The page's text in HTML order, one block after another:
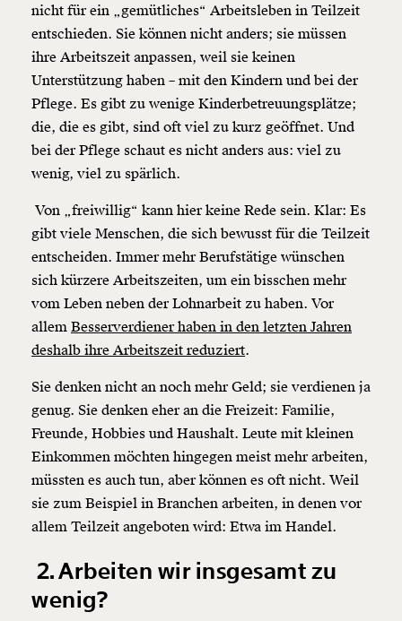
nicht für ein „gemütliches“ Arbeitsleben in Teilzeit
entschieden. Sie können nicht anders; sie müssen
ihre Arbeitszeit anpassen, weil sie keinen
Unterstützung haben – mit den Kindern und bei der
Pflege. Es gibt zu wenige Kinderbetreuungsplätze;
die, die es gibt, sind oft viel zu kurz geöffnet. Und
bei der Pflege schaut es nicht anders aus: viel zu
wenig, viel zu spärlich.
Von „freiwillig“ kann hier keine Rede sein. Klar: Es
gibt viele Menschen, die sich bewusst für die Teilzeit
entscheiden. Immer mehr Berufstätige wünschen
sich kürzere Arbeitszeiten, um ein bisschen mehr
vom Leben neben der Lohnarbeit zu haben. Vor
allem Besserverdiener haben in den letzten Jahren
deshalb ihre Arbeitszeit reduziert.
Sie denken nicht an noch mehr Geld; sie verdienen ja
genug. Sie denken eher an die Freizeit: Familie,
Freunde, Hobbies und Haushalt. Leute mit kleinen
Einkommen möchten hingegen meist mehr arbeiten,
müssten es auch tun, aber können es oft nicht. Weil
sie zum Beispiel in Branchen arbeiten, in denen vor
allem Teilzeit angeboten wird: Etwa im Handel.
2. Arbeiten wir insgesamt zu
wenig?